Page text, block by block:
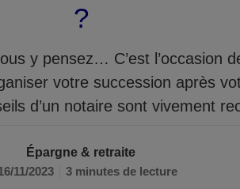
Épargne & retraite
11/2023
3 minutes de lecture
?
y pensez… C’est l’occasion
votre succession après
d’un notaire sont vivement